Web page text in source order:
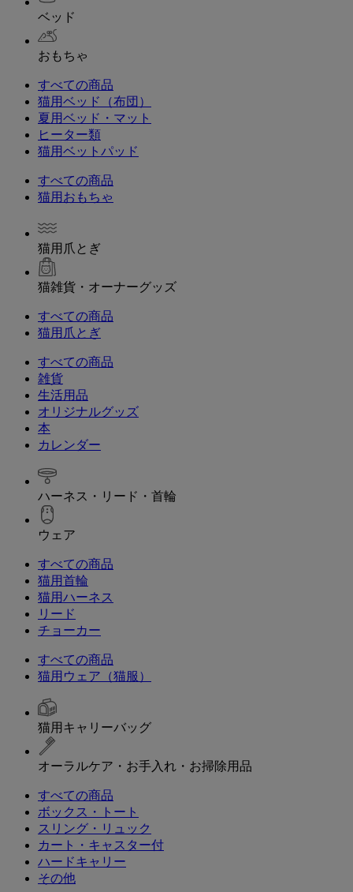
ベッド
おもちゃ
すべての商品
猫用ベッド（布団）
夏用ベッド・マット
ヒーター類
猫用ベットパッド
すべての商品
猫用おもちゃ
猫用爪とぎ
猫雑貨・オーナーグッズ
すべての商品
猫用爪とぎ
すべての商品
雑貨
生活用品
オリジナルグッズ
本
カレンダー
ハーネス・リード・首輪
ウェア
すべての商品
猫用首輪
猫用ハーネス
リード
チョーカー
すべての商品
猫用ウェア（猫服）
猫用キャリーバッグ
オーラルケア・お手入れ・お掃除用品
すべての商品
ボックス・トート
スリング・リュック
カート・キャスター付
ハードキャリー
その他